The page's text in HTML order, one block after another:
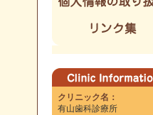
クリニック名：
有山歯科診療所